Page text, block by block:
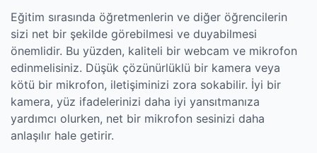
Eğitim sırasında öğretmenlerin ve diğer öğrencilerin
sizi net bir şekilde görebilmesi ve duyabilmesi
önemlidir. Bu yüzden, kaliteli bir webcam ve mikrofon
edinmelisiniz. Düşük çözünürlüklü bir kamera veya
kötü bir mikrofon, iletişiminizi zora sokabilir. İyi bir
kamera, yüz ifadelerinizi daha iyi yansıtmanıza
yardımcı olurken, net bir mikrofon sesinizi daha
anlaşılır hale getirir.